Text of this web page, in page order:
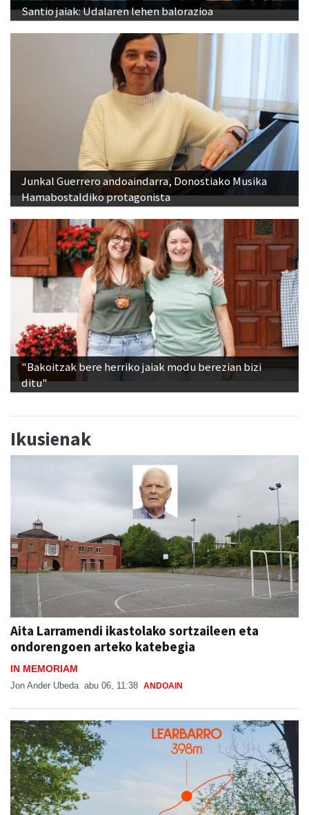
Santio jaiak: Udalaren lehen balorazioa
Junkal Guerrero andoaindarra, Donostiako Musika
Hamabostaldiko protagonista
"Bakoitzak bere herriko jaiak modu berezian bizi
ditu"
Ikusienak
Aita Larramendi ikastolako sortzaileen eta
ondorengoen arteko katebegia
IN MEMORIAM
Jon Ander Ubeda abu 06, 11:38 ANDOAIN